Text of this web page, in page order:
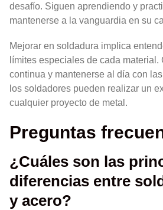
desafío. Siguen aprendiendo y
mantenerse a la vanguardia en su
Mejorar en soldadura implica
límites especiales de cada material.
continua y mantenerse al día con
los soldadores pueden realizar un
cualquier proyecto de metal.
Preguntas
¿Cuáles son las
diferencias entre
y acero?